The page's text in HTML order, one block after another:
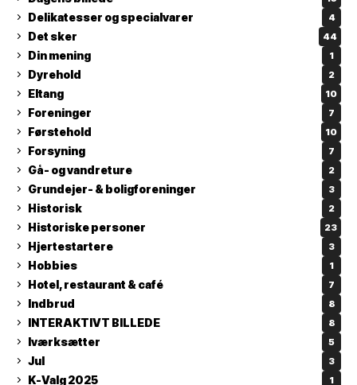
Delikatesser og specialvarer 4
Det sker 44
Din mening 1
Dyrehold 2
Eltang 10
Foreninger 7
Førstehold 10
Forsyning 7
Gå- og vandreture 2
Grundejer- & boligforeninger 3
Historisk 2
Historiske personer 23
Hjertestartere 3
Hobbies 1
Hotel, restaurant & café 7
Indbrud 8
INTERAKTIVT BILLEDE 8
Iværksætter 5
Jul 3
K-Valg 2025 1